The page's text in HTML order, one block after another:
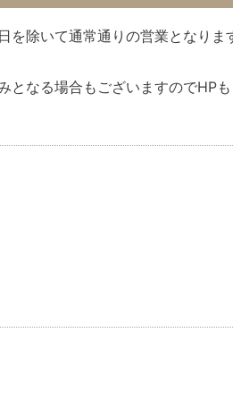
を除いて通常通りの営業となりま
となる場合もございますのでHP